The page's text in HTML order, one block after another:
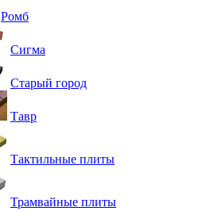
Ромб
Сигма
Старый город
Тавр
Тактильные плиты
Трамвайные плиты